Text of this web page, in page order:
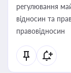
регулювання
відносин та
правовідносин